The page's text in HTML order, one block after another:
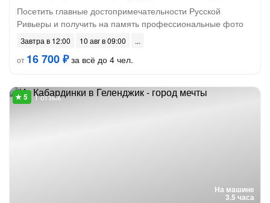
Посетить главные достопримечательности Русской
Ривьеры и получить на память профессиональные фото
Завтра в 12:00
10 авг в 09:00
от 16 700 ₽за всё до 4 чел.
На машине
3.5 часа
1 отзыв